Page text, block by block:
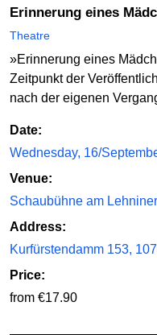
Erinnerung eines
Theatre
»Erinnerung eines
Zeitpunkt der
nach der eigenen
Date:
Wednesday, 16/
Venue:
Schaubühne am
Address:
Kurfürstendamm 153,
Price:
from €17.90